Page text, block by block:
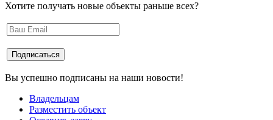
Хотите получать новые объекты раньше всех?
Вы успешно подписаны на наши новости!
Владельцам
Разместить объект